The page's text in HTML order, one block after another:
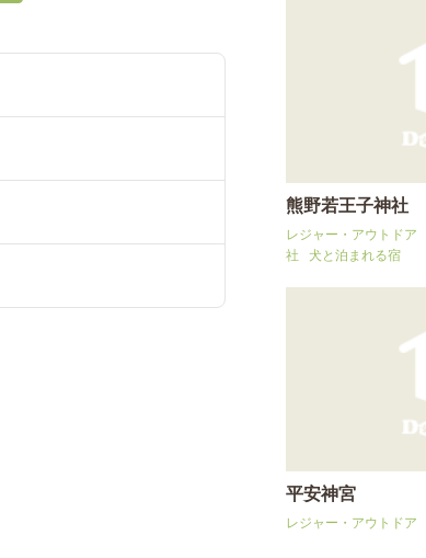
熊野若王子神社
レジャー・アウトドア
社
犬と泊まれる宿
平安神宮
レジャー・アウトドア